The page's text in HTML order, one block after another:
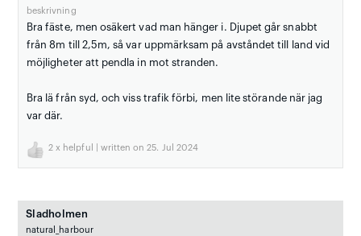
beskrivning
Bra fäste, men osäkert vad man hänger i. Djupet går snabbt
från 8m till 2,5m, så var uppmärksam på avståndet till land vid
möjligheter att pendla in mot stranden.
Bra lä från syd, och viss trafik förbi, men lite störande när jag
var där.
2 x helpful | written on 25. Jul 2024
Sladholmen
natural_harbour